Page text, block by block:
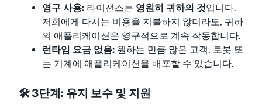
영구 사용: 라이선스는 영원히 귀하의 것입니다.
저희에게 다시는 비용을 지불하지 않더라도, 귀하
의 애플리케이션은 영구적으로 계속 작동합니다.
런타임 요금 없음: 원하는 만큼 많은 고객, 로봇 또
는 기계에 애플리케이션을 배포할 수 있습니다.
🛠️ 3단계: 유지 보수 및 지원